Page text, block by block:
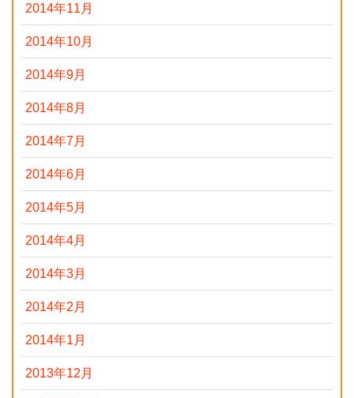
2014年11月
2014年10月
2014年9月
2014年8月
2014年7月
2014年6月
2014年5月
2014年4月
2014年3月
2014年2月
2014年1月
2013年12月